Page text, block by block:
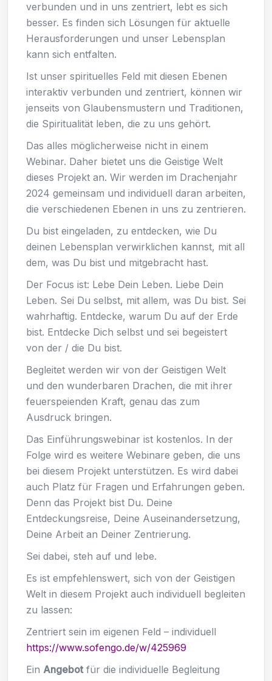
verbunden und in uns zentriert, lebt es sich
besser. Es finden sich Lösungen für aktuelle
Herausforderungen und unser Lebensplan
kann sich entfalten.
Ist unser spirituelles Feld mit diesen Ebenen
interaktiv verbunden und zentriert, können wir
jenseits von Glaubensmustern und Traditionen,
die Spiritualität leben, die zu uns gehört.
Das alles möglicherweise nicht in einem
Webinar. Daher bietet uns die Geistige Welt
dieses Projekt an. Wir werden im Drachenjahr
2024 gemeinsam und individuell daran arbeiten,
die verschiedenen Ebenen in uns zu zentrieren.
Du bist eingeladen, zu entdecken, wie Du
deinen Lebensplan verwirklichen kannst, mit all
dem, was Du bist und mitgebracht hast.
Der Focus ist: Lebe Dein Leben. Liebe Dein
Leben. Sei Du selbst, mit allem, was Du bist. Sei
wahrhaftig. Entdecke, warum Du auf der Erde
bist. Entdecke Dich selbst und sei begeistert
von der / die Du bist.
Begleitet werden wir von der Geistigen Welt
und den wunderbaren Drachen, die mit ihrer
feuerspeienden Kraft, genau das zum
Ausdruck bringen.
Das Einführungswebinar ist kostenlos. In der
Folge wird es weitere Webinare geben, die uns
bei diesem Projekt unterstützen. Es wird dabei
auch Platz für Fragen und Erfahrungen geben.
Denn das Projekt bist Du. Deine
Entdeckungsreise, Deine Auseinandersetzung,
Deine Arbeit an Deiner Zentrierung.
Sei dabei, steh auf und lebe.
Es ist empfehlenswert, sich von der Geistigen
Welt in diesem Projekt auch individuell begleiten
zu lassen:
Zentriert sein im eigenen Feld – individuell
https://www.sofengo.de/w/425969
Ein Angebotfür die individuelle Begleitung